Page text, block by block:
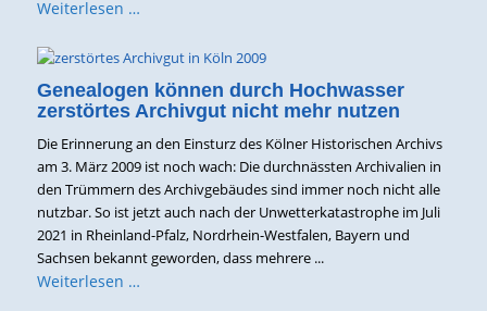
Weiterlesen …
Genealogen können durch Hochwasser
zerstörtes Archivgut nicht mehr nutzen
Die Erinnerung an den Einsturz des Kölner Historischen Archivs
am 3. März 2009 ist noch wach: Die durchnässten Archivalien in
den Trümmern des Archivgebäudes sind immer noch nicht alle
nutzbar. So ist jetzt auch nach der Unwetterkatastrophe im Juli
2021 in Rheinland-Pfalz, Nordrhein-Westfalen, Bayern und
Sachsen bekannt geworden, dass mehrere ...
Weiterlesen …